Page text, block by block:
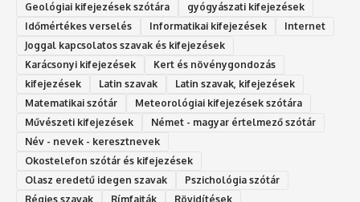
Geológiai kifejezések szótára
gyógyászati kifejezések
Időmértékes verselés
Informatikai kifejezések
Internet
Joggal kapcsolatos szavak és kifejezések
Karácsonyi kifejezések
Kert és növénygondozás
kifejezések
Latin szavak
Latin szavak, kifejezések
Matematikai szótár
Meteorológiai kifejezések szótára
Művészeti kifejezések
Német - magyar értelmező szótár
Név - nevek - keresztnevek
Okostelefon szótár és kifejezések
Olasz eredetű idegen szavak
Ps‮gólohciz‬ia s‮átóz‬r
Régies szavak
Rímfajták Rövidítések